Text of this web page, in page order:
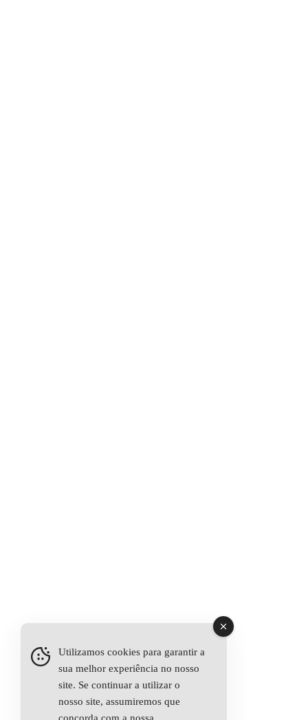
Utilizamos cookies para garantir a
sua melhor experiência no nosso
site. Se continuar a utilizar o
nosso site, assumiremos que